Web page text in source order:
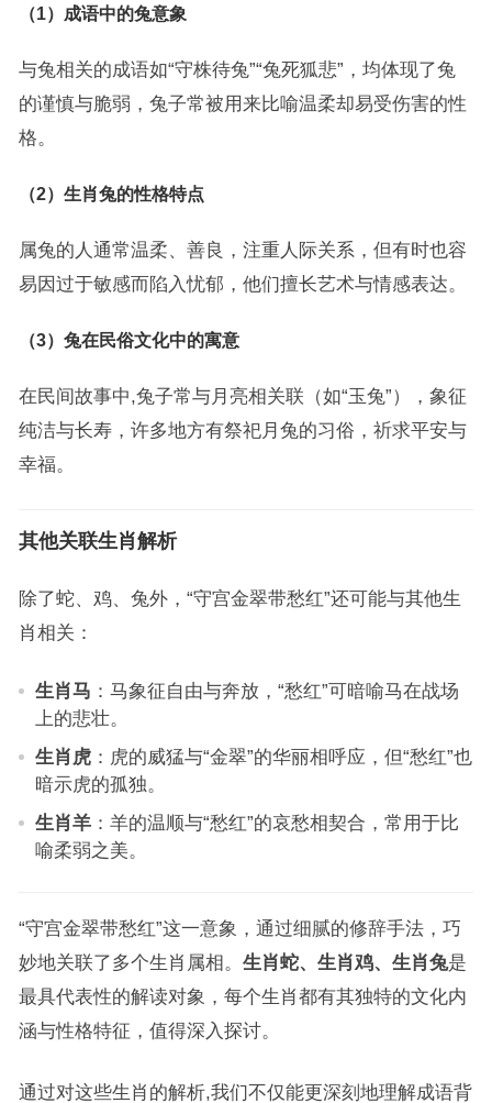
（1）成语中的兔意象
与兔相关的成语如“守株待兔”“兔死狐悲”，均体现了兔
的谨慎与脆弱，兔子常被用来比喻温柔却易受伤害的性
格。
（2）生肖兔的性格特点
属兔的人通常温柔、善良，注重人际关系，但有时也容
易因过于敏感而陷入忧郁，他们擅长艺术与情感表达。
（3）兔在民俗文化中的寓意
在民间故事中,兔子常与月亮相关联（如“玉兔”），象征
纯洁与长寿，许多地方有祭祀月兔的习俗，祈求平安与
幸福。
其他关联生肖解析
除了蛇、鸡、兔外，“守宫金翠带愁红”还可能与其他生
肖相关：
生肖马 ：马象征自由与奔放，“愁红”可暗喻马在战场
上的悲壮。
生肖虎：虎的威猛与“金翠”的华丽相呼应，但“愁红”也
暗示虎的孤独。
生肖羊：羊的温顺与“愁红”的哀愁相契合，常用于比
喻柔弱之美。
“守宫金翠带愁红”这一意象，通过细腻的修辞手法，巧
妙地关联了多个生肖属相。 生肖蛇、生肖鸡、生肖兔是
最具代表性的解读对象，每个生肖都有其独特的文化内
涵与性格特征，值得深入探讨。
通过对这些生肖的解析,我们不仅能更深刻地理解成语背